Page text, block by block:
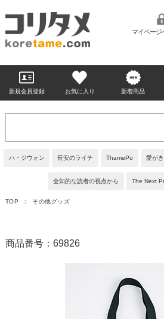
マイページ
新規会員登録 お気に入り 新着商品
ハ・ジウォン 長安のライチ ThamePo 愛が
全知的な読者の視点から The Next
TOP その他グッズ
商品番号：69826